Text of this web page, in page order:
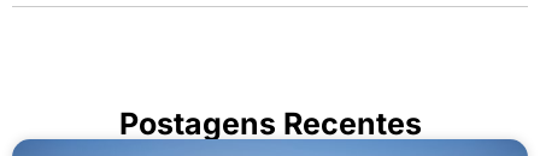
Postagens Recentes